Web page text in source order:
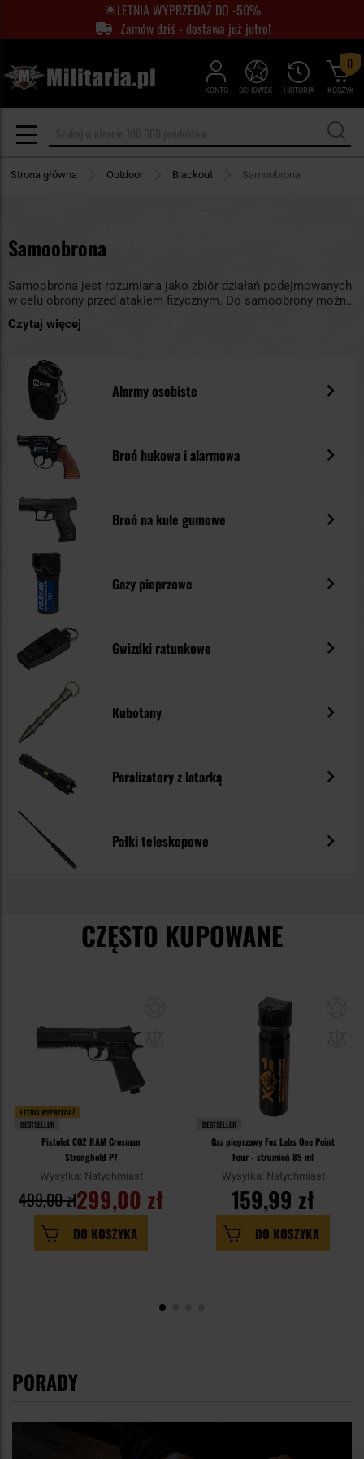
LETNIA WYPRZEDAŻ DO -50%
Zamów dziś - dostawa już jutro!
KONTO HISTORIA
SCHOWEK KOSZYK
0
Strona główna Outdoor Blackout Samoobrona
Samoobrona
Samoobrona jest rozumiana jako zbiór działań podejmowanych
w celu obrony przed atakiem fizycznym. Do samoobrony można
stanowią broni w świetle przepisów prawa. W sklepie
asortyment jest w pełni legalny i dostępny bez zezwolenia.
Czytaj więcej
Alarmy osobiste
Broń hukowa i alarmowa
Broń na kule gumowe
Gazy pieprzowe
Gwizdki ratunkowe
Kubotany
Paralizatory z latarką
Pałki teleskopowe
CZĘSTO KUPOWANE
LETNIA WYPRZEDAŻ
BESTSELLER
Pistolet CO2 RAM Crosman
Stronghold P7
Wysyłka: Natychmiast
299,00 zł
499,00 zł
DO KOSZYKA
BESTSELLER
Gaz pieprzowy Fox Labs One Point
Four - strumień 85 ml
Wysyłka: Natychmiast
159,99 zł
DO KOSZYKA
PORADY